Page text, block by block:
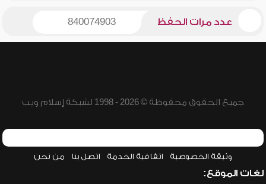
عدد مرات الحفظ 840074903
جميع الحقوق محفوظة © 2026 - 1998 لشبكة إسلام ويب
وثيقة الخصوصية اتفاقية الخدمة اتصل بنا من نحن
لغات الموقع: